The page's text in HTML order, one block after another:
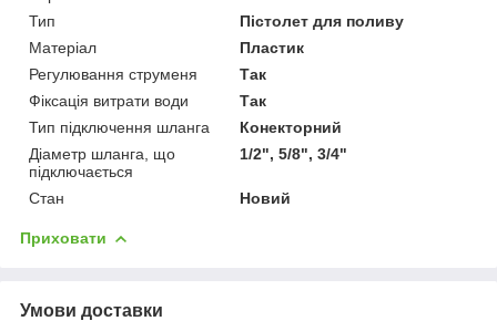
Тип
Пістолет для поливу
Матеріал
Пластик
Регулювання струменя
Так
Фіксація витрати води
Так
Тип підключення шланга
Конекторний
Діаметр шланга, що
підключається
1/2", 5/8", 3/4"
Стан Новий
Приховати
Умови доставки